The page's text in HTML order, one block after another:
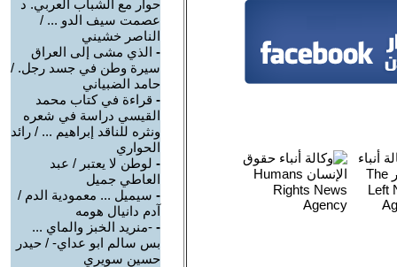
حوار مع الشباب العربي. د
عصمت سيف الدو ... /
الناصر خشيني
- الذي مشى إلى العراق
سيرة وطن في جسد رجل. /
حامد الضبياني
- قراءة في كتاب محمد
القيسي دراسة في شعره
ونثره للناقد إبراهيم ... / رائد
الحواري
- لوطن لا يعتبر / عبد
العاطي جميل
- سيميل ... معمودية الدم /
آدم دانيال هومه
- -منريد الخبز والماي ...
بس سالم ابو عداي- / حيدر
حسين سويري